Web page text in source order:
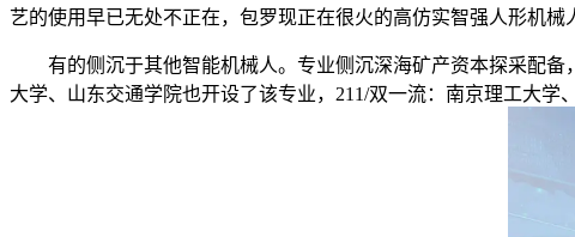
艺的使用早已无处不正在，包罗现正在很火的高仿实智强人形机械
有的侧沉于其他智能机械人。专业侧沉深海矿产资本探采配备
大学、山东交通学院也开设了该专业，211/双一流：南京理工大